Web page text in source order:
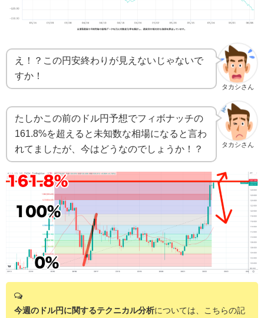
タカシさん
え！？この円安終わりが見えないじゃないで
すか！
タカシさん
たしかこの前のドル円予想でフィボナッチの
161.8%を超えると未知数な相場になると言わ
れてましたが、今はどうなのでしょうか！？
今週のドル円に関するテクニカル分析については、こちらの記